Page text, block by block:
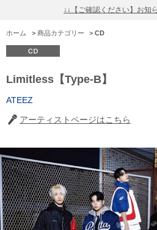
↓↓【ご確認ください】お知
ホーム > 商品カテゴリー > CD
Limitless【Type-B】
ATEEZ
アーティストページはこちら